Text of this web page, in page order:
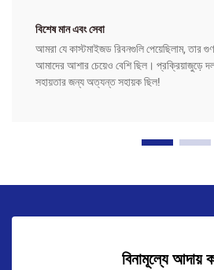
বিশেষ মান এবং সেবা
আমরা যে কাস্টমাইজড রিবনগুলি পেয়েছিলাম, তার
আমাদের আশার চেয়েও বেশি ছিল। প্রক্রিয়াজুড়ে
সহায়তার জন্য অত্যন্ত সহায়ক ছিল!
বিনামূল্যে আদায়